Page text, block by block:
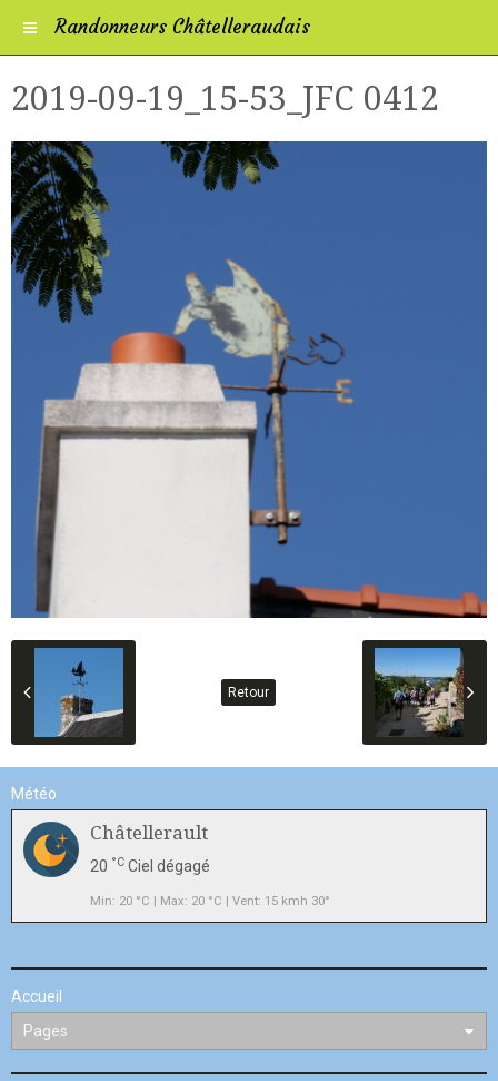
Randonneurs Châtelleraudais
2019-09-19_15-53_JFC 0412
Retour
Météo
Châtellerault
20 °C Ciel dégagé
Min: 20 °C | Max: 20 °C | Vent: 15 kmh 30°
Accueil